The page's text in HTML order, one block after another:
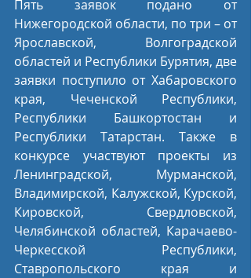
Пять заявок подано от
Нижегородской области, по три – от
Ярославской, Волгоградской
областей и Республики Бурятия, две
заявки поступило от Хабаровского
края, Чеченской Республики,
Республики Башкортостан и
Республики Татарстан. Также в
конкурсе участвуют проекты из
Ленинградской, Мурманской,
Владимирской, Калужской, Курской,
Кировской, Свердловской,
Челябинской областей, Карачаево-
Черкесской Республики,
Ставропольского края и